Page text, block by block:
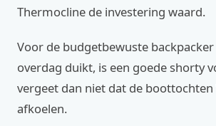
Thermocline de investering waard.
Voor de budgetbewuste backpacker
overdag duikt, is een goede shorty
vergeet dan niet dat de boottochten
afkoelen.